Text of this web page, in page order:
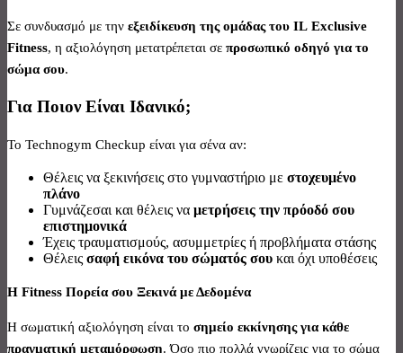
Σε συνδυασμό με την εξειδίκευση της ομάδας του IL Exclusive
Fitness, η αξιολόγηση μετατρέπεται σε προσωπικό οδηγό για το
σώμα σου.
Για Ποιον Είναι Ιδανικό;
Το Technogym Checkup είναι για σένα αν:
Θέλεις να ξεκινήσεις στο γυμναστήριο με στοχευμένο
πλάνο
Γυμνάζεσαι και θέλεις να μετρήσεις την πρόοδό σου
επιστημονικά
Έχεις τραυματισμούς, ασυμμετρίες ή προβλήματα στάσης
Θέλεις σαφή εικόνα του σώματός σου και όχι υποθέσεις
Η Fitness Πορεία σου Ξεκινά με Δεδομένα
Η σωματική αξιολόγηση είναι το σημείο εκκίνησης για κάθε
πραγματική μεταμόρφωση. Όσο πιο πολλά γνωρίζεις για το σώμα